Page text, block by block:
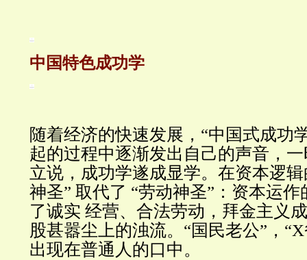
中国特色成功学
随着经济的快速发展，“中国式成功
起的过程中逐渐发出自己的声音，
立说，成功学遂成显学。在资本逻
神圣” 取代了 “劳动神圣”：资本运
了诚实 经营、合法劳动，拜金主义
股甚嚣尘上的浊流。“国民老公”，
出现在普通人的口中。